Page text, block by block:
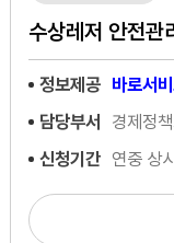
수상레저 안전관
정보제공 바로서
담당부서
경제정
신청기간 연중 상시